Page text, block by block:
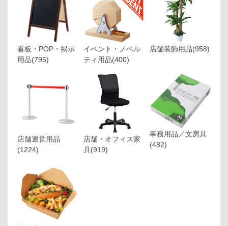
看板・POP・掲示
用品(795)
イベント・ノベル
ティ用品(400)
店舗装飾用品(958)
店舗運営用品
(1224)
店舗・オフィス家
具(919)
事務用品／文房具
(482)